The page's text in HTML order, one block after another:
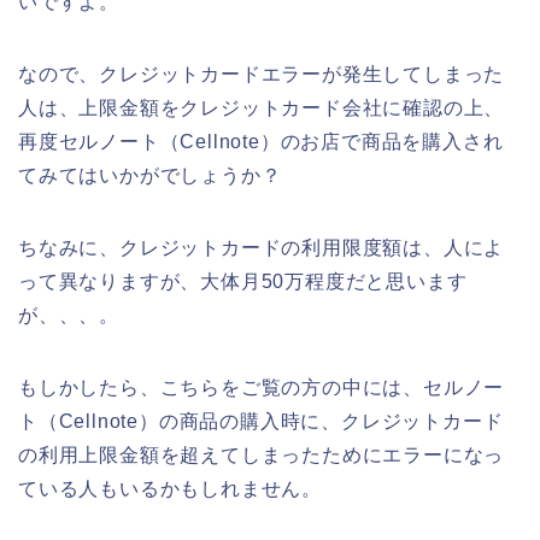
なので、クレジットカードエラーが発生してしまった
人は、上限金額をクレジットカード会社に確認の上、
再度セルノート（Cellnote）のお店で商品を購入され
てみてはいかがでしょうか？
ちなみに、クレジットカードの利用限度額は、人によ
って異なりますが、大体月50万程度だと思います
が、、、。
もしかしたら、こちらをご覧の方の中には、セルノー
ト（Cellnote）の商品の購入時に、クレジットカード
の利用上限金額を超えてしまったためにエラーになっ
ている人もいるかもしれません。